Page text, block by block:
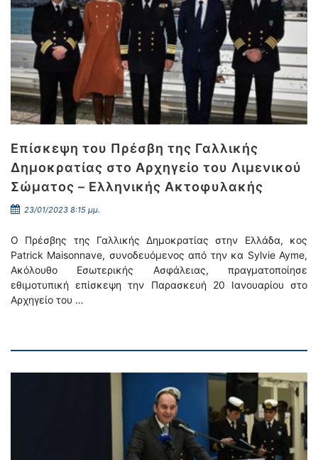
Επίσκεψη του Πρέσβη της Γαλλικής
Δημοκρατίας στο Αρχηγείο του Λιμενικού
Σώματος – Ελληνικής Ακτοφυλακής
23/01/2023 8:15 μμ.
Ο Πρέσβης της Γαλλικής Δημοκρατίας στην Ελλάδα, κος
Patrick Maisonnave, συνοδευόμενος από την κα Sylvie Ayme,
Ακόλουθο Εσωτερικής Ασφάλειας, πραγματοποίησε
εθιμοτυπική επίσκεψη την Παρασκευή 20 Ιανουαρίου στο
Αρχηγείο του …